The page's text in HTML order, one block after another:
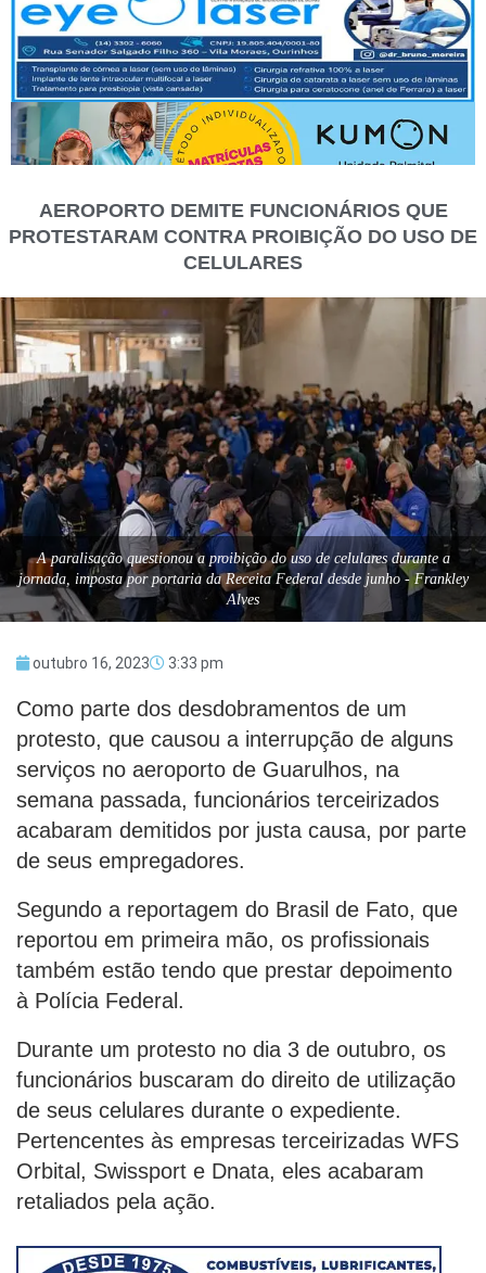
AEROPORTO DEMITE FUNCIONÁRIOS QUE
PROTESTARAM CONTRA PROIBIÇÃO DO USO DE
CELULARES
A paralisação questionou a proibição do uso de celulares durante a
jornada, imposta por portaria da Receita Federal desde junho - Frankley
Alves
outubro 16, 2023 3:33 pm
Como parte dos desdobramentos de um
protesto, que causou a interrupção de alguns
serviços no aeroporto de Guarulhos, na
semana passada, funcionários terceirizados
acabaram demitidos por justa causa, por parte
de seus empregadores.
Segundo a reportagem do Brasil de Fato, que
reportou em primeira mão, os profissionais
também estão tendo que prestar depoimento
à Polícia Federal.
Durante um protesto no dia 3 de outubro, os
funcionários buscaram do direito de utilização
de seus celulares durante o expediente.
Pertencentes às empresas terceirizadas WFS
Orbital, Swissport e Dnata, eles acabaram
retaliados pela ação.